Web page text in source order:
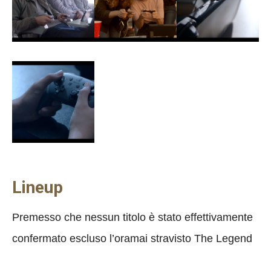
Lineup
Premesso che nessun titolo è stato effettivamente
confermato escluso l’oramai stravisto The Legend